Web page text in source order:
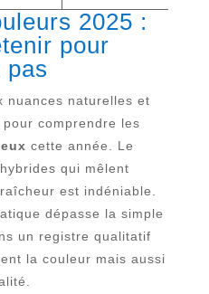
2025 :
pour
pas
nuances naturelles et
comprendre les
cette année. Le
qui mêlent
est indéniable.
dépasse la simple
un registre qualitatif
la couleur mais aussi